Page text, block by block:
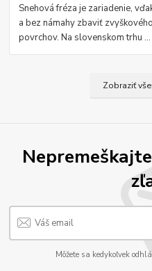
Snehová fréza je zariadenie,
a bez námahy zbaviť
povrchov. Na slovenskom trhu
Zobraziť
Môžete sa kedykoľvek